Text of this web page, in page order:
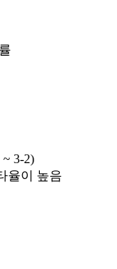
3-2)
율이 높음